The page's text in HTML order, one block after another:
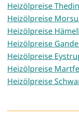
Heizölpreise
Heizölpreise
Heizölpreise
Heizölpreise
Heizölpreise
Heizölpreise
Heizölpreise